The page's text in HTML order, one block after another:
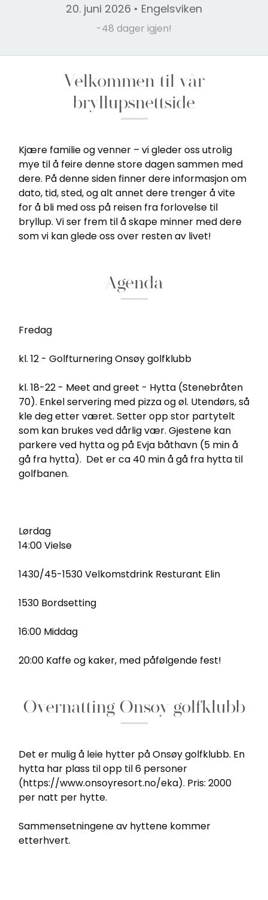
20. juni 2026 • Engelsviken
-48 dager igjen!
Velkommen til vår
bryllupsnettside
Kjære familie og venner – vi gleder oss utrolig
mye til å feire denne store dagen sammen med
dere. På denne siden finner dere informasjon om
dato, tid, sted, og alt annet dere trenger å vite
for å bli med oss på reisen fra forlovelse til
bryllup. Vi ser frem til å skape minner med dere
som vi kan glede oss over resten av livet!
Agenda
Fredag
kl. 12 - Golfturnering Onsøy golfklubb
kl. 18-22 - Meet and greet - Hytta (Stenebråten
70). Enkel servering med pizza og øl. Utendørs, så
kle deg etter været. Setter opp stor partytelt
som kan brukes ved dårlig vær. Gjestene kan
parkere ved hytta og på Evja båthavn (5 min å
gå fra hytta). Det er ca 40 min å gå fra hytta til
golfbanen.
Lørdag
14:00 Vielse
1430/45-1530 Velkomstdrink Resturant Elin
1530 Bordsetting
16:00 Middag
20:00 Kaffe og kaker, med påfølgende fest!
Overnatting Onsøy golfklubb
Det er mulig å leie hytter på Onsøy golfklubb. En
hytta har plass til opp til 6 personer
(https://www.onsoyresort.no/eka). Pris: 2000
per natt per hytte.
Sammensetningene av hyttene kommer
etterhvert.